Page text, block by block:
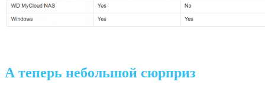
А теперь небольшой сюрприз